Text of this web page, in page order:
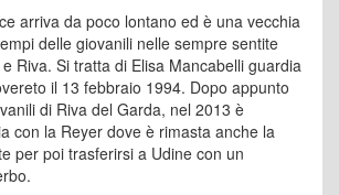
arriva da poco lontano ed è una vecchia
delle giovanili nelle sempre sentite
Riva. Si tratta di Elisa Mancabelli guardia
il 13 febbraio 1994. Dopo appunto
di Riva del Garda, nel 2013 è
con la Reyer dove è rimasta anche la
per poi trasferirsi a Udine con un